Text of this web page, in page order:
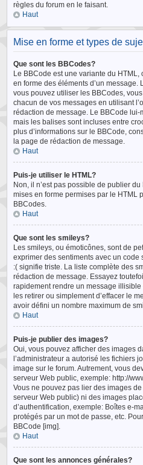
règles du forum en le faisant.
Haut
Mise en forme et types de
Que sont les BBCodes?
Le BBCode est une variante du
en forme des éléments d’un message.
vous pouvez utiliser les BBCodes,
chacun de vos messages en utilisant
rédaction de message. Le BBCode
mais les balises sont incluses entre
plus d’informations sur le BBCode,
la page de rédaction de message.
Haut
Puis-je utiliser le HTML?
Non, il n’est pas possible de publier
mises en forme permises par le HTML
BBCodes.
Haut
Que sont les smileys?
Les smileys, ou émoticônes, sont de
exprimer des sentiments avec un
:( signifie triste. La liste complète des
rédaction de message. Essayez
rapidement rendre un message
les retirer ou simplement d’effacer le
avoir défini un nombre maximum de
Haut
Puis-je publier des images?
Oui, vous pouvez afficher des images
l’administrateur a autorisé les fichiers
image sur le forum. Autrement, vous
serveur Web public, exemple: http://
Vous ne pouvez pas lier des images
serveur Web public) ni des images
d’authentification, exemple: Boîtes e-
protégés par un mot de passe, etc.
BBCode [img].
Haut
Que sont les annonces générales?